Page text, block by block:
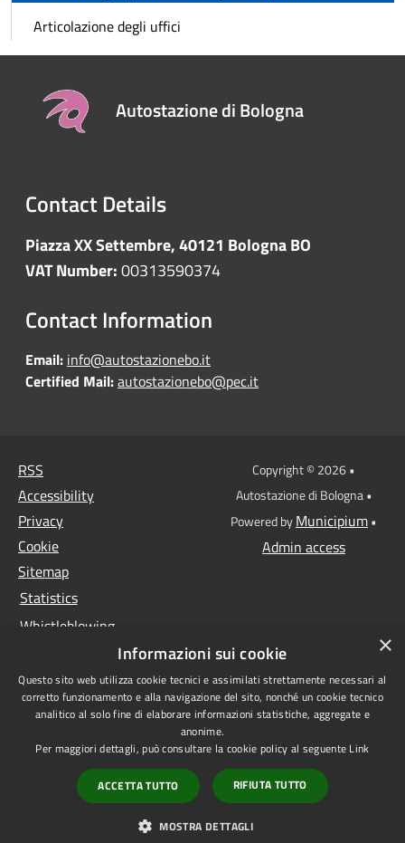
Articolazione degli uffici
Autostazione di Bologna
Contact Details
Piazza XX Settembre, 40121 Bologna BO
VAT Number:00313590374
Contact Information
Email: info@autostazionebo.it
Certified Mail:autostazionebo@pec.it
RSS
Accessibility
Privacy
Cookie
Sitemap
Statistics
Whistleblowing
Anti-money laundering
Supplier register
Video surveillance
Declaration of
accessibility
1522 - Non sei sola
Copyright © 2026 •
Autostazione di Bologna •
Powered byMunicipium•
Admin access
×
Informazioni sui cookie
Questo sito web utilizza cookie tecnici e assimilati strettamente necessari al
corretto funzionamento e alla navigazione del sito, nonché un cookie tecnico
analitico al solo fine di elaborare informazioni statistiche, aggregate e
anonime.
Per maggiori dettagli, può consultare la cookie policy al seguente Link
ACCETTA TUTTO RIFIUTA TUTTO
MOSTRA DETTAGLI